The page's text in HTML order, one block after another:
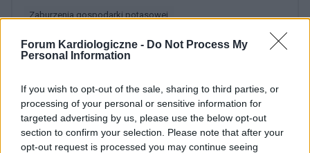
Forum Kardiologiczne - Do Not Process My
Personal Information
If you wish to opt-out of the sale, sharing to third parties, or
processing of your personal or sensitive information for
targeted advertising by us, please use the below opt-out
section to confirm your selection. Please note that after your
opt-out request is processed you may continue seeing
Zaburzenia gospodarki potasowej
Zobacz także w języku english español français
Źródła tekstu